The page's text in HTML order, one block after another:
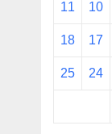
10
11
17
18
24
25